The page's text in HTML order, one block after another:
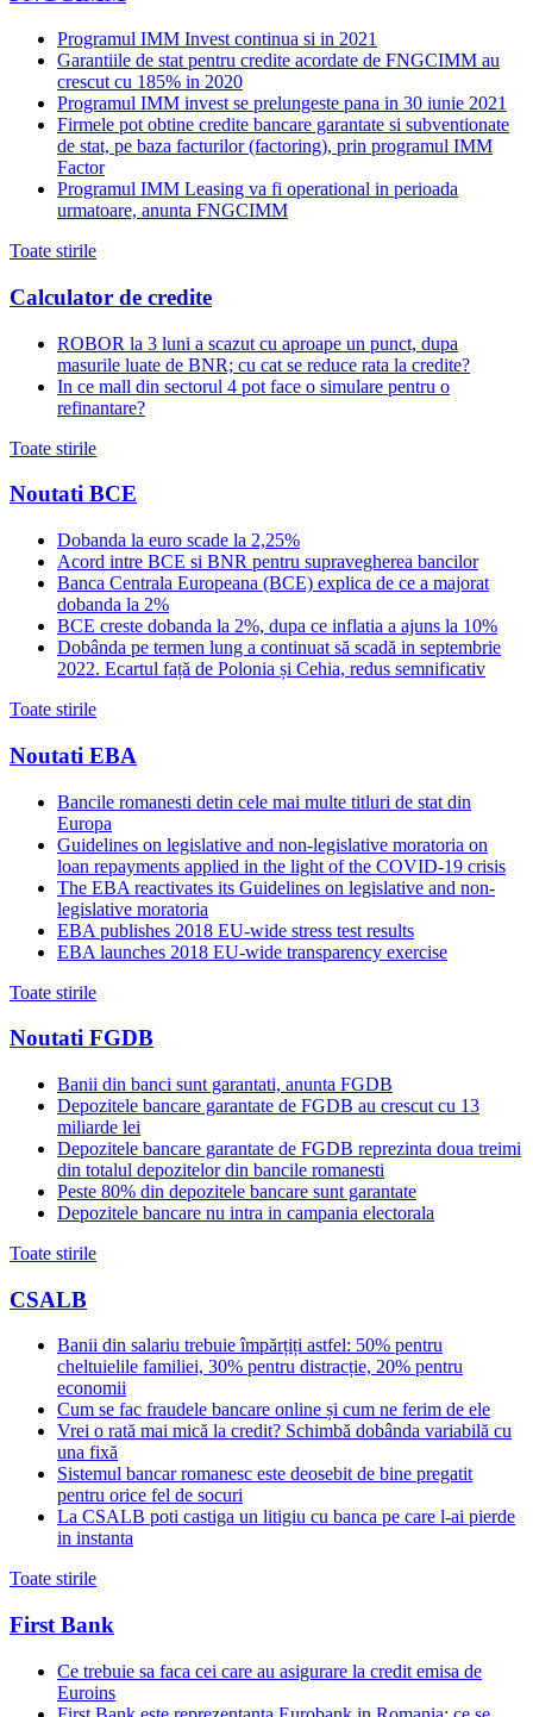
Programul IMM Invest continua si in 2021
Garantiile de stat pentru credite acordate de FNGCIMM au
crescut cu 185% in 2020
Programul IMM invest se prelungeste pana in 30 iunie 2021
Firmele pot obtine credite bancare garantate si subventionate
de stat, pe baza facturilor (factoring), prin programul IMM
Factor
Programul IMM Leasing va fi operational in perioada
urmatoare, anunta FNGCIMM
Toate stirile
Calculator de credite
ROBOR la 3 luni a scazut cu aproape un punct, dupa
masurile luate de BNR; cu cat se reduce rata la credite?
In ce mall din sectorul 4 pot face o simulare pentru o
refinantare?
Toate stirile
Noutati BCE
Dobanda la euro scade la 2,25%
Acord intre BCE si BNR pentru supravegherea bancilor
Banca Centrala Europeana (BCE) explica de ce a majorat
dobanda la 2%
BCE creste dobanda la 2%, dupa ce inflatia a ajuns la 10%
Dobânda pe termen lung a continuat să scadă in septembrie
2022. Ecartul față de Polonia și Cehia, redus semnificativ
Toate stirile
Noutati EBA
Bancile romanesti detin cele mai multe titluri de stat din
Europa
Guidelines on legislative and non-legislative moratoria on
loan repayments applied in the light of the COVID-19 crisis
The EBA reactivates its Guidelines on legislative and non-
legislative moratoria
EBA publishes 2018 EU-wide stress test results
EBA launches 2018 EU-wide transparency exercise
Toate stirile
Noutati FGDB
Banii din banci sunt garantati, anunta FGDB
Depozitele bancare garantate de FGDB au crescut cu 13
miliarde lei
Depozitele bancare garantate de FGDB reprezinta doua treimi
din totalul depozitelor din bancile romanesti
Peste 80% din depozitele bancare sunt garantate
Depozitele bancare nu intra in campania electorala
Toate stirile
CSALB
Banii din salariu trebuie împărțiți astfel: 50% pentru
cheltuielile familiei, 30% pentru distracție, 20% pentru
economii
Cum se fac fraudele bancare online și cum ne ferim de ele
Vrei o rată mai mică la credit? Schimbă dobânda variabilă cu
una fixă
Sistemul bancar romanesc este deosebit de bine pregatit
pentru orice fel de socuri
La CSALB poti castiga un litigiu cu banca pe care l-ai pierde
in instanta
Toate stirile
First Bank
Ce trebuie sa faca cei care au asigurare la credit emisa de
Euroins